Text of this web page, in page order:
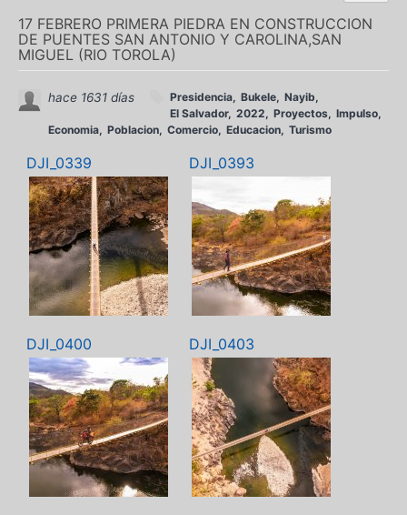
17 FEBRERO PRIMERA PIEDRA EN CONSTRUCCION
DE PUENTES SAN ANTONIO Y CAROLINA,SAN
MIGUEL (RIO TOROLA)
hace 1631 días Presidencia Bukele Nayib
El Salvador 2022 Proyectos Impulso
Economia Poblacion Comercio Educacion Turismo
DJI_0339 DJI_0393
DJI_0400 DJI_0403